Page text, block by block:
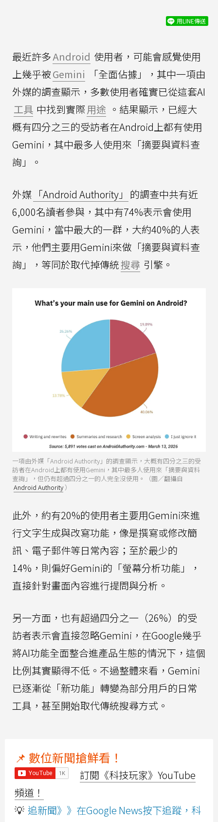
用LINE傳送
最近許多Android 使用者，可能會感覺使用
上幾乎被Gemini
「全面佔據」，其中一項由
外媒的調查顯示，多數使用者確實已從這套AI
工具 中找到實際 用途 。結果顯示，已經大
概有四分之三的受訪者在Android上都有使用
Gemini，其中最多人使用來「摘要與資料查
詢」。
外媒 「Android Authority」 的調查中共有近
6,000名讀者參與，其中有74%表示會使用
Gemini，當中最大的一群，大約40%的人表
示，他們主要用Gemini來做「摘要與資料查
詢」，等同於取代掉傳統搜尋 引擎。
一項由外媒「Android Authority」的調查顯示，大概有四分之三的受
訪者在Android上都有使用Gemini，其中最多人使用來「摘要與資料
查詢」，但仍有超過四分之一的人完全沒使用。（圖／翻攝自
Android Authority ）
此外，約有20%的使用者主要用Gemini來進
行文字生成與改寫功能，像是撰寫或修改簡
訊、電子郵件等日常內容；至於最少的
14%，則偏好Gemini的「螢幕分析功能」，
直接針對畫面內容進行提問與分析。
另一方面，也有超過四分之一（26%）的受
訪者表示會直接忽略Gemini，在Google幾乎
將AI功能全面整合進產品生態的情況下，這個
比例其實顯得不低。不過整體來看，Gemini
已逐漸從「新功能」轉變為部分用戶的日常
工具，甚至開始取代傳統搜尋方式。
📌 數位新聞搶鮮看！
訂閱《科技玩家》YouTube
頻道！
💡 追新聞》》在Google News按下追蹤，科